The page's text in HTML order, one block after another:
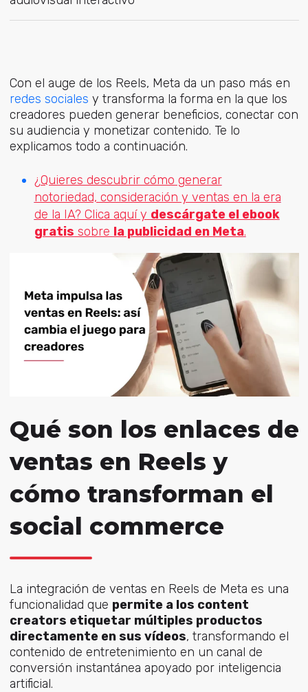
Con el auge de los Reels, Meta da un paso más en
redes sociales y transforma la forma en la que los
creadores pueden generar beneficios, conectar con
su audiencia y monetizar contenido. Te lo
explicamos todo a continuación.
¿Quieres descubrir cómo generar
notoriedad, consideración y ventas en la era
de la IA? Clica aquí y descárgate el ebook
gratis sobre la publicidad en Meta.
Qué son los enlaces de
ventas en Reels y
cómo transforman el
social commerce
La integración de ventas en Reels de Meta es una
funcionalidad que permite a los content
creators etiquetar múltiples productos
directamente en sus vídeos, transformando el
contenido de entretenimiento en un canal de
conversión instantánea apoyado por inteligencia
artificial.